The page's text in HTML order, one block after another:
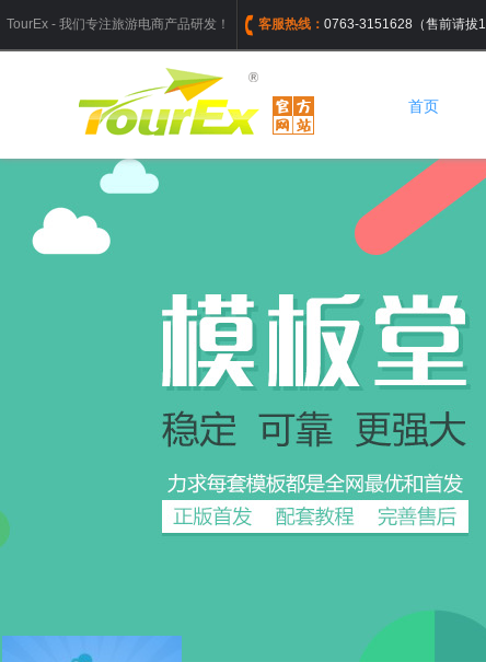
TourEx - 我们专注旅游电商产品研发！ 客服热线： 0763-3151628（售前请拔
首页